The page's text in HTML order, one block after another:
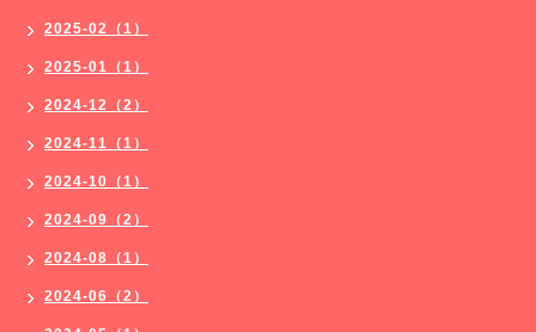
2025-02（1）
2025-01（1）
2024-12（2）
2024-11（1）
2024-10（1）
2024-09（2）
2024-08（1）
2024-06（2）